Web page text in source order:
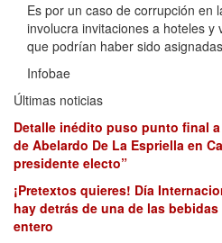
Es por un caso de corrupción en
involucra invitaciones a hoteles y
que podrían haber sido
Infobae
Últimas noticias
Detalle inédito puso punto final
de Abelardo De La Espriella en
presidente electo”
¡Pretextos quieres! Día
hay detrás de una de las
entero